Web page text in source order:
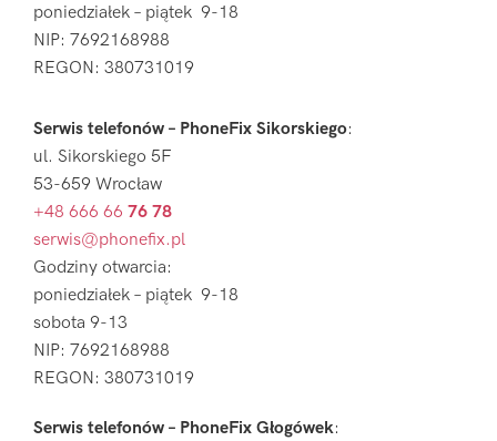
poniedziałek – piątek 9-18
NIP: 7692168988
REGON: 380731019
Serwis telefonów – PhoneFix Sikorskiego:
ul. Sikorskiego 5F
53-659 Wrocław
+48 666 66 76 78
serwis@phonefix.pl
Godziny otwarcia:
poniedziałek – piątek 9-18
sobota 9-13
NIP: 7692168988
REGON: 380731019
Serwis telefonów – PhoneFix Głogówek: